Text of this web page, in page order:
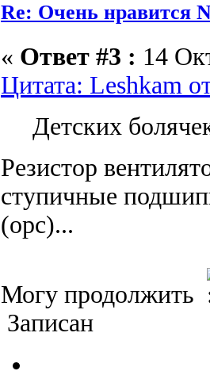
Re: Очень нравится
« Ответ #3 : 14
Цитата: Leshkam
Детских
Резистор
ступичные
(opc)...
Могу продолжить
Записан